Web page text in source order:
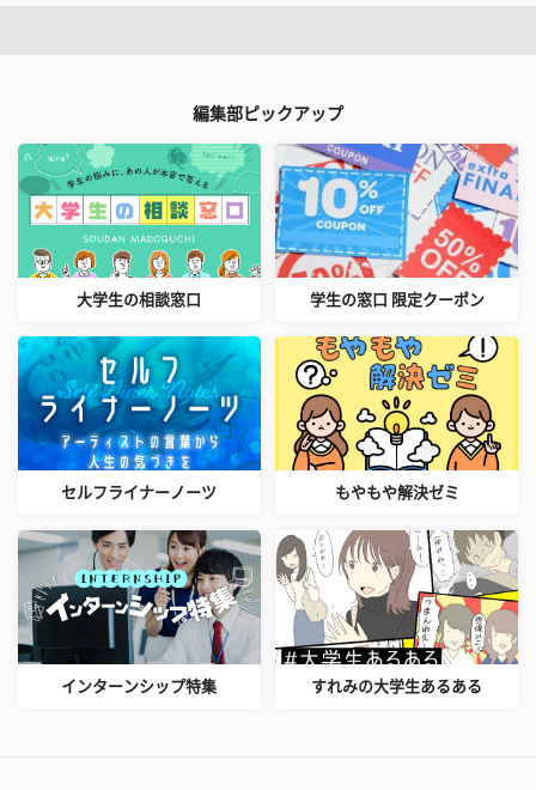
編集部ピックアップ
大学生の相談窓口 学生の窓口 限定クーポン
セルフライナーノーツ もやもや解決ゼミ
インターンシップ特集 すれみの大学生あるある